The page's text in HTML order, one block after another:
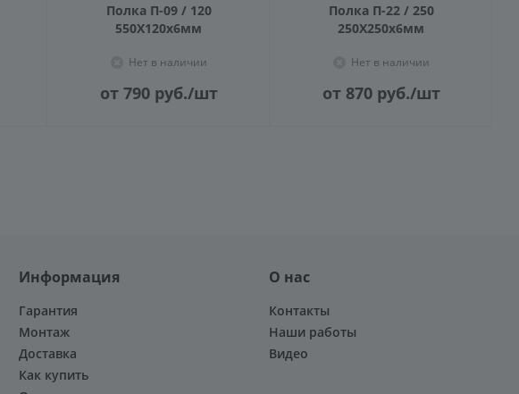
Полка П-09 / 120
550X120х6мм
Нет в наличии
от 790руб./шт
Полка П-22 / 250
250Х250х6мм
Нет в наличии
от 870руб./шт
Информация
Гарантия
Монтаж
Доставка
Как купить
О нас
Контакты
Наши работы
Видео